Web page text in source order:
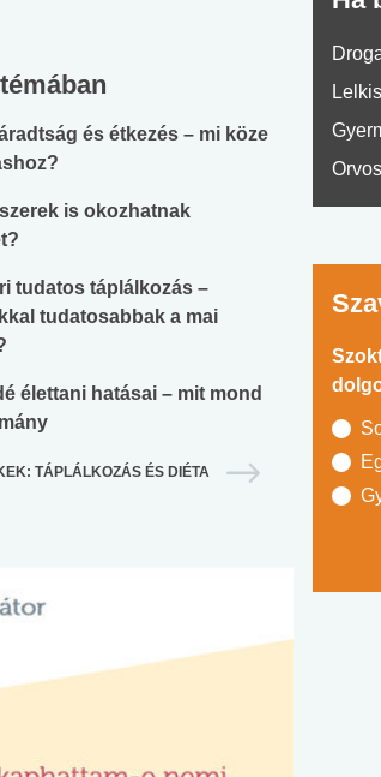
és étkezés – mi köze
is okozhatnak
tudatos táplálkozás –
tudatosabbak a mai
élettani hatásai – mit mond
TÁPLÁLKOZÁS ÉS DIÉTA